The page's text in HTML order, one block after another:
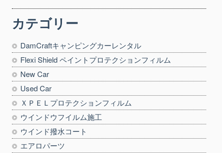
カテゴリー
DamCraftキャンピングカーレンタル
Flexi Shield ペイントプロテクションフィルム
New Car
Used Car
ＸＰＥＬプロテクションフィルム
ウインドウフイルム施工
ウインド撥水コート
エアロパーツ